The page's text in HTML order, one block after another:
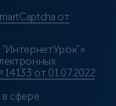
от
14133 от 01.07.2022
сфере